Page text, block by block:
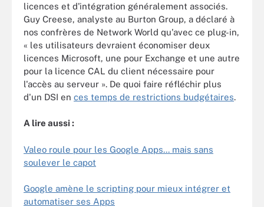
licences et d'intégration généralement associés.
Guy Creese, analyste au Burton Group, a déclaré à
nos confrères de Network World qu'avec ce plug-in,
« les utilisateurs devraient économiser deux
licences Microsoft, une pour Exchange et une autre
pour la licence CAL du client nécessaire pour
l'accès au serveur ». De quoi faire réfléchir plus
d'un DSI en ces temps de restrictions budgétaires.
A lire aussi :
Valeo roule pour les Google Apps... mais sans
soulever le capot
Google amène le scripting pour mieux intégrer et
automatiser ses Apps